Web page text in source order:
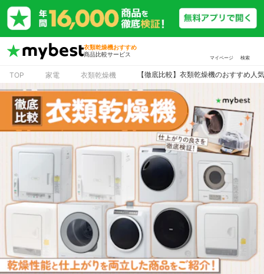
衣類乾燥機おすすめ
商品比較サービス
マイページ 検索
TOP 家電 衣類乾燥機 【徹底比較】衣類乾燥機のおすすめ人